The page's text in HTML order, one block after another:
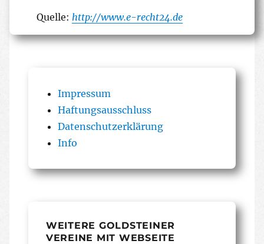
Quelle: http://www.e-recht24.de
Impressum
Haftungsausschluss
Datenschutzerklärung
Info
WEITERE GOLDSTEINER
VEREINE MIT WEBSEITE